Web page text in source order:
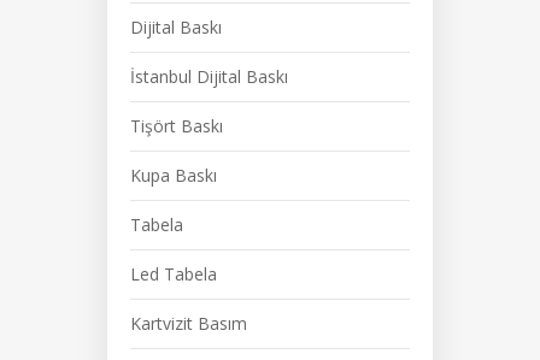
Dijital Baskı
İstanbul Dijital Baskı
Tişört Baskı
Kupa Baskı
Tabela
Led Tabela
Kartvizit Basım